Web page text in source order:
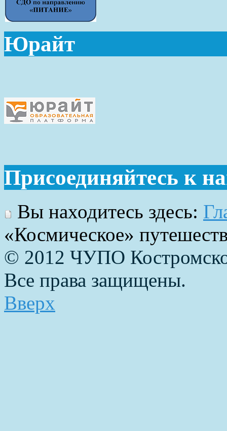
Юрайт
Присоединяйтесь к
Вы находитесь здесь:
«Космическое»
© 2012 ЧУПО
Все права защищены.
Вверх